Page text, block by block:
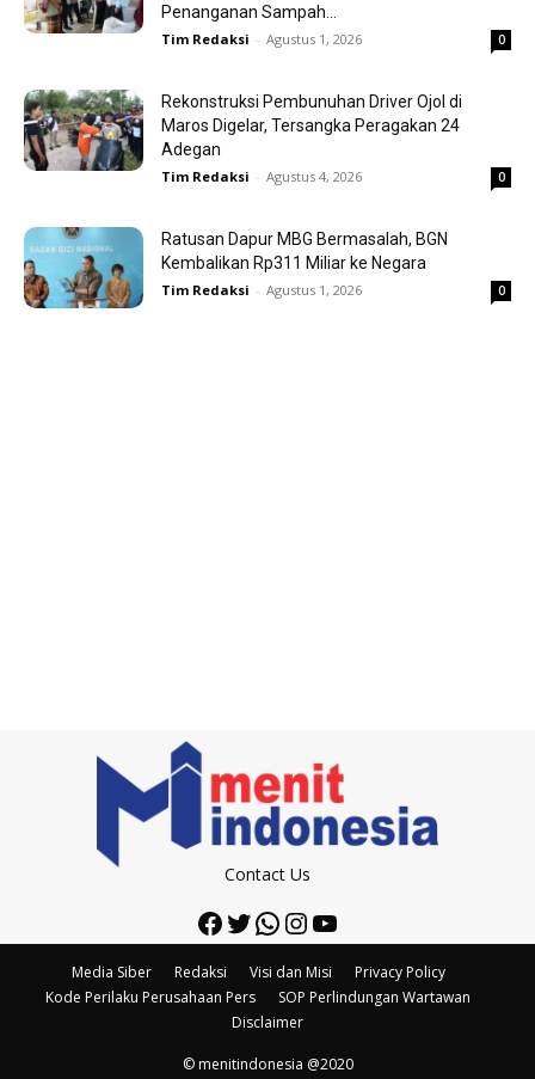
Penanganan Sampah...
Tim Redaksi - Agustus 1, 2026 0
Rekonstruksi Pembunuhan Driver Ojol di
Maros Digelar, Tersangka Peragakan 24
Adegan
Tim Redaksi - Agustus 4, 2026 0
Ratusan Dapur MBG Bermasalah, BGN
Kembalikan Rp311 Miliar ke Negara
Tim Redaksi - Agustus 1, 2026 0
Contact Us
Facebook
Twitter
WhatsApp
Instagram
YouTube
Media Siber Redaksi Visi dan Misi
Privacy Policy
Kode Perilaku Perusahaan Pers
SOP Perlindungan Wartawan
Disclaimer
© menitindonesia @2020